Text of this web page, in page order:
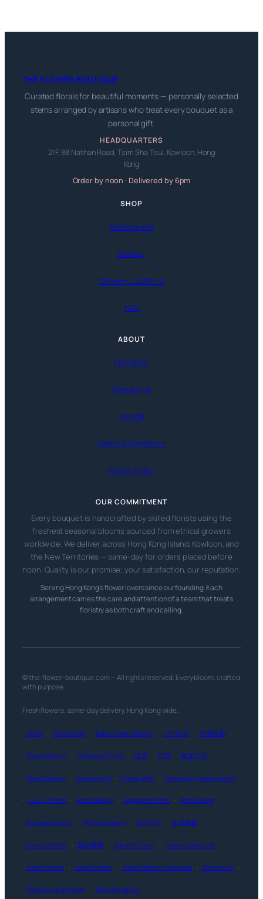
THE FLOWER BOUTIQUE
Curated florals for beautiful moments — personally selected
stems arranged by artisans who treat every bouquet as a
personal gift.
HEADQUARTERS
2/F, 88 Nathan Road, Tsim Sha Tsui, Kowloon, Hong
Kong
Order by noon · Delivered by 6pm
SHOP
All Bouquets
Delivery
Delivery Locations
FAQ
ABOUT
Our Story
Contact Us
Journal
Terms & Conditions
Privacy Policy
OUR COMMITMENT
Every bouquet is handcrafted by skilled florists using the
freshest seasonal blooms sourced from ethical growers
worldwide. We deliver across Hong Kong Island, Kowloon, and
the New Territories — same-day for orders placed before
noon. Quality is our promise; your satisfaction, our reputation.
Serving Hong Kong’s flower lovers since our founding. Each
arrangement carries the care and attention of a team that treats
floristry as both craft and calling.
© the-flower-boutique.com — All rights reserved. Every bloom, crafted
with purpose.
Fresh flowers, same-day delivery, Hong Kong wide.
Florist · Florist Shop · Dubai Flower Delivery · UK Florist · 香港花店 ·
Flower Delivery · Hong Kong Florist · 送花 · 訂花 · 網上訂花 ·
Florist Delivery · Online Florist · Flower Shop · Same-Day Flower Delivery
· Luxury Florist · Rose Delivery · Singapore Florist · Floral Design ·
Bouquet Delivery · Flower Bouquet · HK Florist · 訂花推薦 ·
Flower Gift Box · 花店推薦 · Agnes B Florist · Flower Delivery HK ·
Fresh Flowers · Local Flowers · Flower Delivery Singapore · Flowers UK ·
Flower Arrangements · Fresh Bouquets